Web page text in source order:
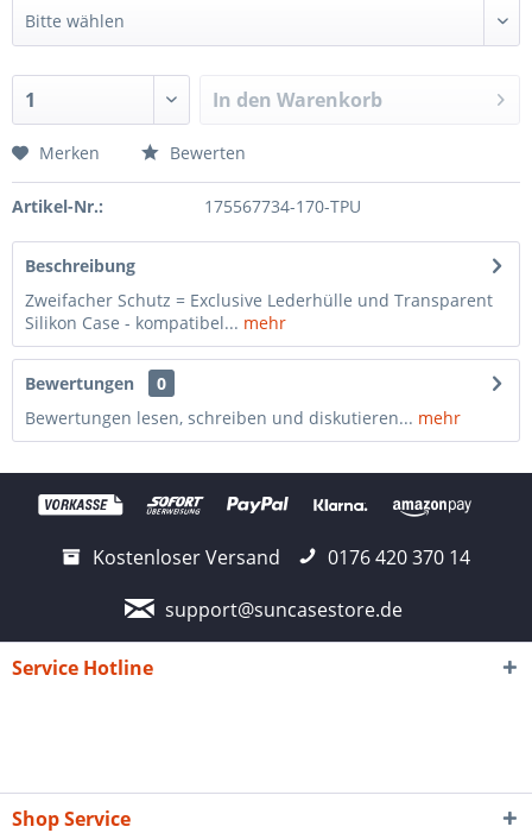
In den Warenkorb
Merken Bewerten
Artikel-Nr.: 175567734-170-TPU
Beschreibung
Zweifacher Schutz = Exclusive Lederhülle und Transparent
Silikon Case - kompatibel... mehr
Bewertungen
0
Bewertungen lesen, schreiben und diskutieren... mehr
Kostenloser Versand
0176 420 370 14
support@suncasestore.de
Service Hotline
Shop Service